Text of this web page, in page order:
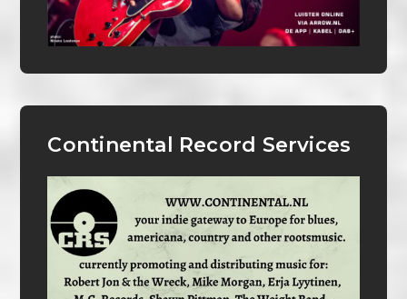
Continental Record Services